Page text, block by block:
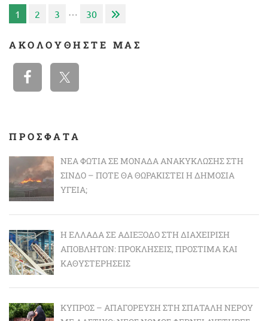
Σελιδοποίηση
άρθρων
1 2 3 30
ΑΚΟΛΟΥΘΉΣΤΕ ΜΑΣ
ΠΡΟΣΦΑΤΑ
ΝΈΑ ΦΩΤΙΆ ΣΕ ΜΟΝΆΔΑ ΑΝΑΚΎΚΛΩΣΗΣ ΣΤΗ
ΣΊΝΔΟ – ΠΌΤΕ ΘΑ ΘΩΡΑΚΙΣΤΕΊ Η ΔΗΜΌΣΙΑ
ΥΓΕΊΑ;
Η ΕΛΛΆΔΑ ΣΕ ΑΔΙΈΞΟΔΟ ΣΤΗ ΔΙΑΧΕΊΡΙΣΗ
ΑΠΟΒΛΉΤΩΝ: ΠΡΟΚΛΉΣΕΙΣ, ΠΡΌΣΤΙΜΑ ΚΑΙ
ΚΑΘΥΣΤΕΡΉΣΕΙΣ
ΚΎΠΡΟΣ – ΑΠΑΓΌΡΕΥΣΗ ΣΤΗ ΣΠΑΤΆΛΗ ΝΕΡΟΎ